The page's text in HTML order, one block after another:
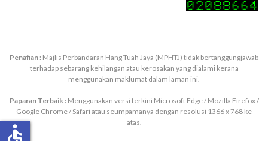
Penafian : Majlis Perbandaran Hang Tuah Jaya (MPHTJ) tidak bertanggungjawab
terhadap sebarang kehilangan atau kerosakan yang dialami kerana
menggunakan maklumat dalam laman ini.
Paparan Terbaik :Menggunakan versi terkini Microsoft Edge / Mozilla Firefox /
Google Chrome / Safari atau seumpamanya dengan resolusi 1366 x 768 ke
atas.
accessible